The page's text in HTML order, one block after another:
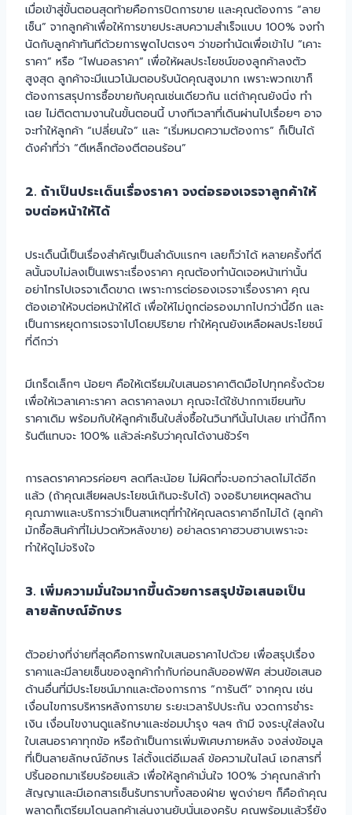
เมื่อเข้าสู่ขั้นตอนสุดท้ายคือการปิดการขาย และคุณต้องการ “ลาย
เซ็น” จากลูกค้าเพื่อให้การขายประสบความสำเร็จแบบ 100% จงทำ
นัดกับลูกค้าทันทีด้วยการพูดไปตรงๆ ว่าขอทำนัดเพื่อเข้าไป “เคาะ
ราคา” หรือ “ไฟนอลราคา” เพื่อให้ผลประโยชน์ของลูกค้าลงตัว
สูงสุด ลูกค้าจะมีแนวโน้มตอบรับนัดคุณสูงมาก เพราะพวกเขาก็
ต้องการสรุปการซื้อขายกับคุณเช่นเดียวกัน แต่ถ้าคุณยังนิ่ง ทำ
เฉย ไม่ติดตามงานในขั้นตอนนี้ บางทีเวลาที่เดินผ่านไปเรื่อยๆ อาจ
จะทำให้ลูกค้า “เปลี่ยนใจ” และ “เริ่มหมดความต้องการ” ก็เป็นได้
ดังคำที่ว่า “ตีเหล็กต้องตีตอนร้อน”
2. ถ้าเป็นประเด็นเรื่องราคา จงต่อรองเจรจาลูกค้าให้
จบต่อหน้าให้ได้
ประเด็นนี้เป็นเรื่องสำคัญเป็นลำดับแรกๆ เลยก็ว่าได้ หลายครั้งที่ดี
ลนั้นจบไม่ลงเป็นเพราะเรื่องราคา คุณต้องทำนัดเจอหน้าเท่านั้น
อย่าโทรไปเจรจาเด็ดขาด เพราะการต่อรองเจรจาเรื่องราคา คุณ
ต้องเอาให้จบต่อหน้าให้ได้ เพื่อให้ไม่ถูกต่อรองมากไปกว่านี้อีก และ
เป็นการหยุดการเจรจาไปโดยปริยาย ทำให้คุณยังเหลือผลประโยชน์
ที่ดีกว่า
มีเกร็ดเล็กๆ น้อยๆ คือให้เตรียมใบเสนอราคาติดมือไปทุกครั้งด้วย
เพื่อให้เวลาเคาะราคา ลดราคาลงมา คุณจะได้ใช้ปากกาเขียนทับ
ราคาเดิม พร้อมกับให้ลูกค้าเซ็นใบสั่งซื้อในวินาทีนั้นไปเลย เท่านี้ก็กา
รันตีแทบจะ 100% แล้วล่ะครับว่าคุณได้งานชัวร์ๆ
การลดราคาควรค่อยๆ ลดทีละน้อย ไม่ผิดที่จะบอกว่าลดไม่ได้อีก
แล้ว (ถ้าคุณเสียผลประโยชน์เกินจะรับได้) จงอธิบายเหตุผลด้าน
คุณภาพและบริการว่าเป็นสาเหตุที่ทำให้คุณลดราคาอีกไม่ได้ (ลูกค้า
มักซื้อสินค้าที่ไม่ปวดหัวหลังขาย) อย่าลดราคาฮวบฮาบเพราะจะ
ทำให้ดูไม่จริงใจ
3. เพิ่มความมั่นใจมากขึ้นด้วยการสรุปข้อเสนอเป็น
ลายลักษณ์อักษร
ตัวอย่างที่ง่ายที่สุดคือการพกใบเสนอราคาไปด้วย เพื่อสรุปเรื่อง
ราคาและมีลายเซ็นของลูกค้ากำกับก่อนกลับออฟฟิศ ส่วนข้อเสนอ
ด้านอื่นที่มีประโยชน์มากและต้องการการ “การันตี” จากคุณ เช่น
เงื่อนไขการบริหารหลังการขาย ระยะเวลารัปประกัน งวดการชำระ
เงิน เงื่อนไขงานดูแลรักษาและซ่อมบำรุง ฯลฯ ถ้ามี จงระบุใส่ลงใน
ใบเสนอราคาทุกข้อ หรือถ้าเป็นการเพิ่มพิเศษภายหลัง จงส่งข้อมูล
ที่เป็นลายลักษณ์อักษร ไล่ตั้งแต่อีเมลล์ ข้อความในไลน์ เอกสารที่
ปริ้นออกมาเรียบร้อยแล้ว เพื่อให้ลูกค้ามั่นใจ 100% ว่าคุณกล้าทำ
สัญญาและมีเอกสารเซ็นรับทราบทั้งสองฝ่าย พูดง่ายๆ ก็คือถ้าคุณ
พลาดก็เตรียมโดนลูกค้าเล่นงานยับนั่นเองครับ คุณพร้อมแล้วรึยัง